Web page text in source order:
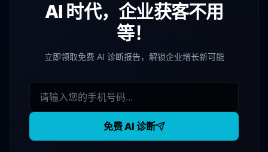
AI 时代，企业获客不用
等！
立即领取免费 AI 诊断报告，解锁企业增长新可能
免费 AI 诊断